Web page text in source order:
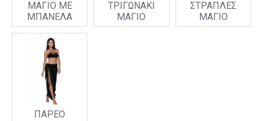
ΜΑΓΙΟ ΜΕ
ΜΠΑΝΕΛΑ
ΤΡΙΓΩΝΑΚΙ
ΜΑΓΙΟ
ΣΤΡΑΠΛΕΣ
ΜΑΓΙΟ
ΠΑΡΕΟ